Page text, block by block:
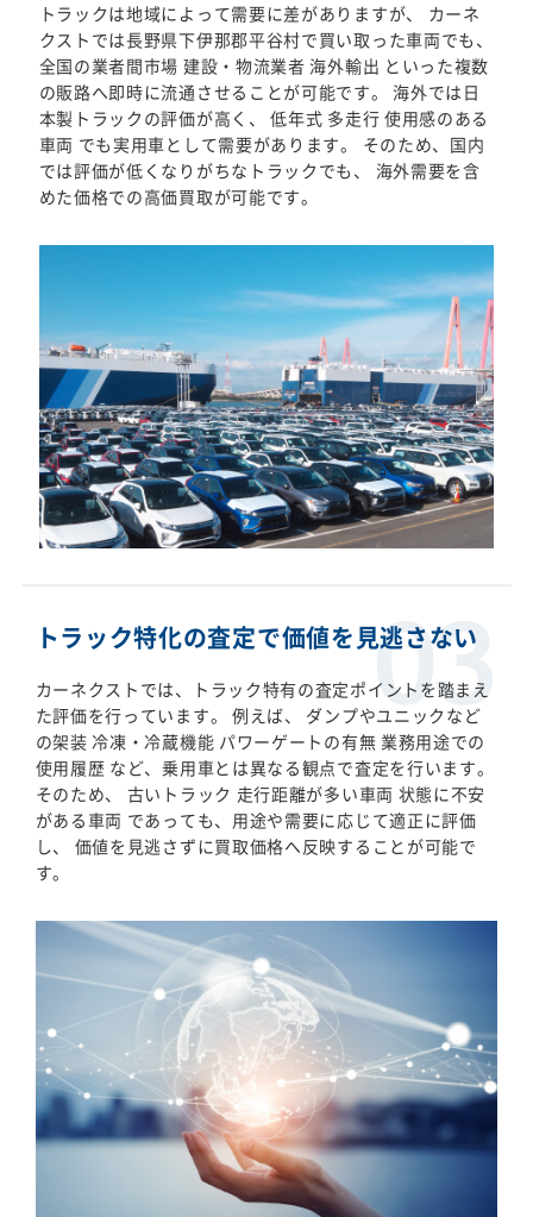
トラックは地域によって需要に差がありますが、 カーネ
クストでは長野県下伊那郡平谷村で買い取った車両でも、
全国の業者間市場 建設・物流業者 海外輸出 といった複数
の販路へ即時に流通させることが可能です。 海外では日
本製トラックの評価が高く、 低年式 多走行 使用感のある
車両 でも実用車として需要があります。 そのため、国内
では評価が低くなりがちなトラックでも、 海外需要を含
めた価格での高価買取が可能です。
トラック特化の査定で価値を見逃さない
カーネクストでは、トラック特有の査定ポイントを踏まえ
た評価を行っています。 例えば、 ダンプやユニックなど
の架装 冷凍・冷蔵機能 パワーゲートの有無 業務用途での
使用履歴 など、乗用車とは異なる観点で査定を行います。
そのため、 古いトラック 走行距離が多い車両 状態に不安
がある車両 であっても、用途や需要に応じて適正に評価
し、 価値を見逃さずに買取価格へ反映することが可能で
す。